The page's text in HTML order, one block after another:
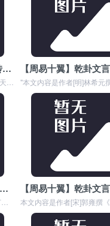
刘大钧《周易古经白话解•经传合辑》【周易十翼】乾卦文言传
乾卦文言传-[明]何楷撰《古周易订诂•卷十三》